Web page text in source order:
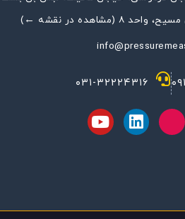
۰۳۱-۳۲۲۲۴۳۱۶
M
-
-
L
i
i
Y
o
e